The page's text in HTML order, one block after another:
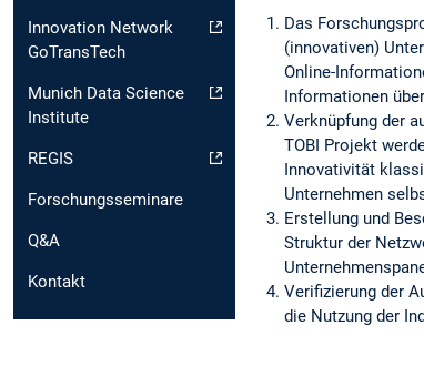
Innovation Network
GoTransTech
Munich Data Science
Institute
REGIS
Forschungsseminare
Q&A
Kontakt
Das
(innovativen)
Online-
Informationen
Verknüpfung der
TOBI Projekt
Innovativität
Unternehmen
Erstellung und
Struktur der
Verifizierung der
die Nutzung der